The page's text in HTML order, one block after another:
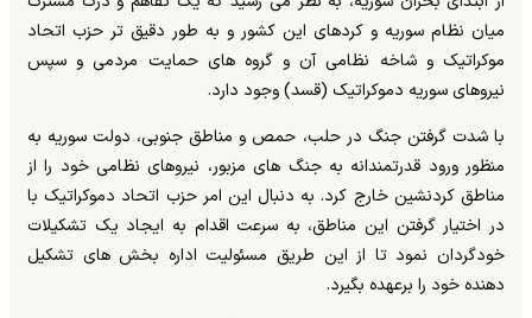
میان نظام سوریه و کردهای این کشور و به طور دقیق تر حزب اتحاد
موکراتیک و شاخه نظامی آن و گروه های حمایت مردمی و سپس
نیروهای سوریه دموکراتیک (قسد) وجود دارد.
با شدت گرفتن جنگ در حلب، حمص و مناطق جنوبی، دولت سوریه به
منظور ورود قدرتمندانه به جنگ های مزبور، نیروهای نظامی خود را از
مناطق کردنشین خارج کرد. به دنبال این امر حزب اتحاد دموکراتیک با
در اختیار گرفتن این مناطق، به سرعت اقدام به ایجاد یک تشکیلات
خودگردان نمود تا از این طریق مسئولیت اداره بخش های تشکیل
دهنده خود را برعهده بگیرد.